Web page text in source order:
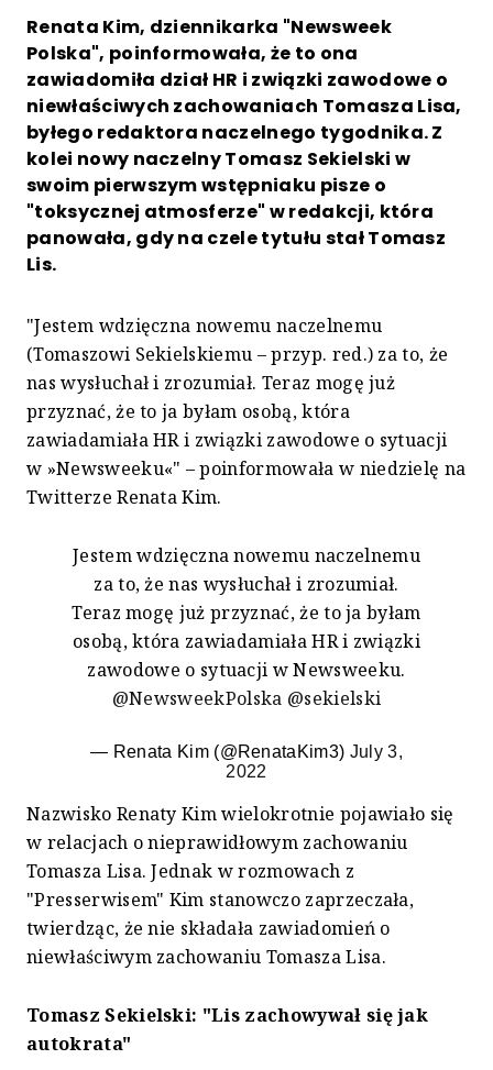
Renata Kim, dziennikarka "Newsweek
Polska", poinformowała, że to ona
zawiadomiła dział HR i związki zawodowe o
niewłaściwych zachowaniach Tomasza Lisa,
byłego redaktora naczelnego tygodnika. Z
kolei nowy naczelny Tomasz Sekielski w
swoim pierwszym wstępniaku pisze o
"toksycznej atmosferze" w redakcji, która
panowała, gdy na czele tytułu stał Tomasz
Lis.
"Jestem wdzięczna nowemu naczelnemu
(Tomaszowi Sekielskiemu – przyp. red.) za to, że
nas wysłuchał i zrozumiał. Teraz mogę już
przyznać, że to ja byłam osobą, która
zawiadamiała HR i związki zawodowe o sytuacji
w »Newsweeku«" – poinformowała w niedzielę na
Twitterze Renata Kim.
Jestem wdzięczna nowemu naczelnemu
za to, że nas wysłuchał i zrozumiał.
Teraz mogę już przyznać, że to ja byłam
osobą, która zawiadamiała HR i związki
zawodowe o sytuacji w Newsweeku.
@NewsweekPolska @sekielski
— Renata Kim (@RenataKim3) July 3,
2022
Nazwisko Renaty Kim wielokrotnie pojawiało się
w relacjach o nieprawidłowym zachowaniu
Tomasza Lisa. Jednak w rozmowach z
"Presserwisem" Kim stanowczo zaprzeczała,
twierdząc, że nie składała zawiadomień o
niewłaściwym zachowaniu Tomasza Lisa.
Tomasz Sekielski: "Lis zachowywał się jak
autokrata"